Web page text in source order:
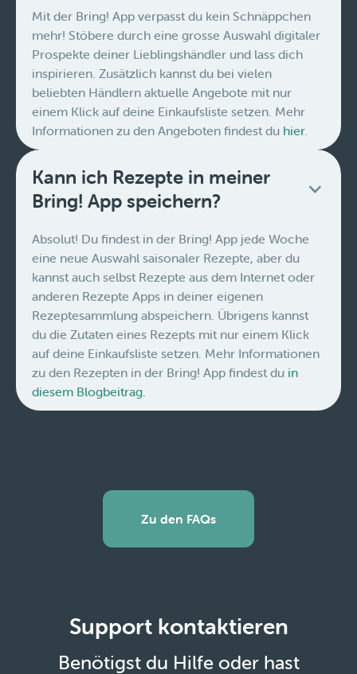
Mit der Bring! App verpasst du kein Schnäppchen
mehr! Stöbere durch eine grosse Auswahl digitaler
Prospekte deiner Lieblingshändler und lass dich
inspirieren. Zusätzlich kannst du bei vielen
beliebten Händlern aktuelle Angebote mit nur
einem Klick auf deine Einkaufsliste setzen. Mehr
Informationen zu den Angeboten findest du hier.
Kann ich Rezepte in meiner
Bring! App speichern?
Absolut! Du findest in der Bring! App jede Woche
eine neue Auswahl saisonaler Rezepte, aber du
kannst auch selbst Rezepte aus dem Internet oder
anderen Rezepte Apps in deiner eigenen
Rezeptesammlung abspeichern. Übrigens kannst
du die Zutaten eines Rezepts mit nur einem Klick
auf deine Einkaufsliste setzen. Mehr Informationen
zu den Rezepten in der Bring! App findest du in
diesem Blogbeitrag.
Zu den FAQs
Support kontaktieren
Benötigst du Hilfe oder hast